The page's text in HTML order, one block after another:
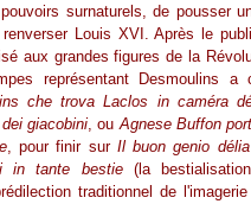
surnaturels, de pousser
renverser Louis XVI. Après le
aux grandes figures de la
représentant Desmoulins a
che trova Laclos in caméra
giacobini, ouAgnese Buffon
, pour finir sur Il buon genio
in tante bestie(la
traditionnel de